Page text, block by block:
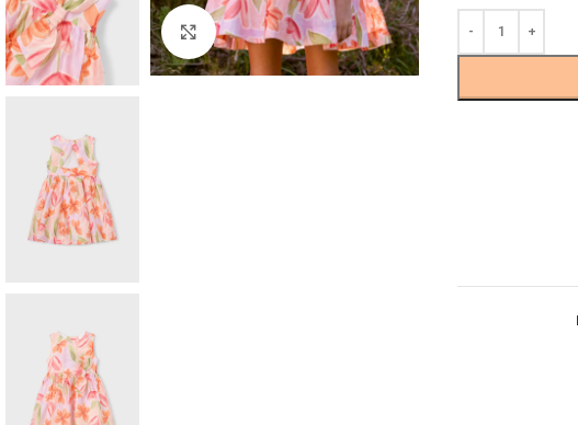
Click to enlarge